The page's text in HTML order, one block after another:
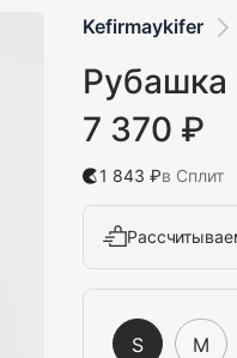
Kefirmaykifer
Рубашка
7 370 ₽
1 843 ₽в Сплит
S M